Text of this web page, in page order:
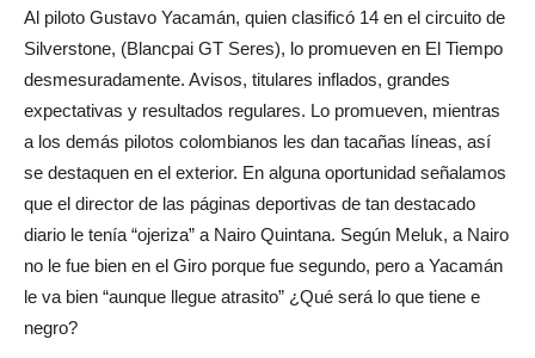
Al piloto Gustavo Yacamán, quien clasificó 14 en el circuito de
Silverstone, (Blancpai GT Seres), lo promueven en El Tiempo
desmesuradamente. Avisos, titulares inflados, grandes
expectativas y resultados regulares. Lo promueven, mientras
a los demás pilotos colombianos les dan tacañas líneas, así
se destaquen en el exterior. En alguna oportunidad señalamos
que el director de las páginas deportivas de tan destacado
diario le tenía “ojeriza” a Nairo Quintana. Según Meluk, a Nairo
no le fue bien en el Giro porque fue segundo, pero a Yacamán
le va bien “aunque llegue atrasito” ¿Qué será lo que tiene e
negro?